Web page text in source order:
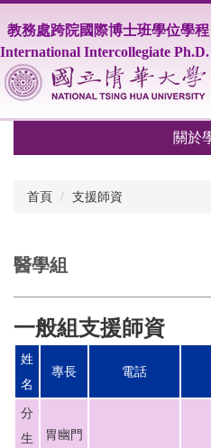
到
主
要
內
教務處跨院國際博士班學位學程
International Intercollegiate
關於
學程師資
修業相關規定
學生事務
活動報導
首頁 支援師資
醫學組
一般組支援師資
姓
名
專長 電話
分
生
胃幽門